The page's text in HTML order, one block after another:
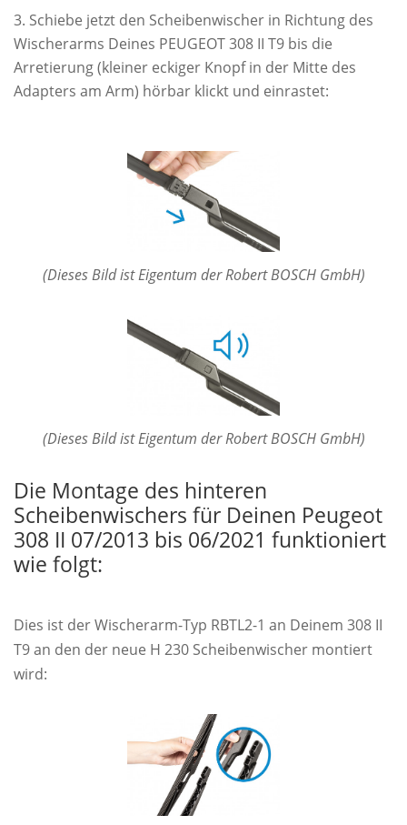
Schiebe jetzt den Scheibenwischer in Richtung des
Wischerarms Deines PEUGEOT 308 II T9 bis die
Arretierung (kleiner eckiger Knopf in der Mitte des
Adapters am Arm) hörbar klickt und einrastet:
(Dieses Bild ist Eigentum der Robert BOSCH GmbH)
(Dieses Bild ist Eigentum der Robert BOSCH GmbH)
Die Montage des hinteren
Scheibenwischers für Deinen Peugeot
308 II 07/2013 bis 06/2021 funktioniert
wie folgt:
Dies ist der Wischerarm-Typ RBTL2-1 an Deinem 308 II
T9 an den der neue H 230 Scheibenwischer montiert
wird: